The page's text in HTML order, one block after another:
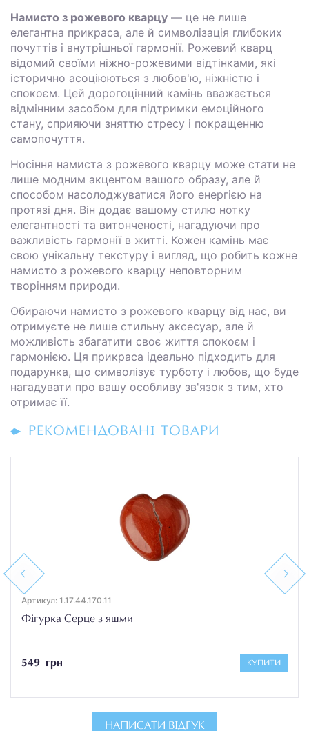
Намисто з рожевого кварцу — це не лише
елегантна прикраса, але й символізація глибоких
почуттів і внутрішньої гармонії. Рожевий кварц
відомий своїми ніжно-рожевими відтінками, які
історично асоціюються з любов'ю, ніжністю і
спокоєм. Цей дорогоцінний камінь вважається
відмінним засобом для підтримки емоційного
стану, сприяючи зняттю стресу і покращенню
самопочуття.
Носіння намиста з рожевого кварцу може стати не
лише модним акцентом вашого образу, але й
способом насолоджуватися його енергією на
протязі дня. Він додає вашому стилю нотку
елегантності та витонченості, нагадуючи про
важливість гармонії в житті. Кожен камінь має
свою унікальну текстуру і вигляд, що робить кожне
намисто з рожевого кварцу неповторним
творінням природи.
Обираючи намисто з рожевого кварцу від нас, ви
отримуєте не лише стильну аксесуар, але й
можливість збагатити своє життя спокоєм і
гармонією. Ця прикраса ідеально підходить для
подарунка, що символізує турботу і любов, що буде
нагадувати про вашу особливу зв'язок з тим, хто
отримає її.
РЕКОМЕНДОВАНІ ТОВАРИ
Previous
Артикул: 1.17.44.170.11
Фігурка Серце з яшми
549 грн КУПИТИ
Next
НАПИСАТИ ВІДГУК